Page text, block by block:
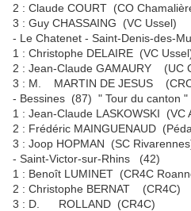
2 : Claude COURT (CO
3 : Guy CHASSAING (VC Ussel)
- Le Chatenet - Saint-Denis-des-
1 : Christophe DELAIRE (VC
2 : Jean-Claude GAMAURY (UC
3 : M. MARTIN DE JESUS
- Bessines (87) " Tour du canton "
1 : Jean-Claude LASKOWSKI (VC
2 : Frédéric MAINGUENAUD
3 : Joop HOPMAN (SC
- Saint-Victor-sur-Rhins (42)
1 : Benoît LUMINET (CR4C
2 : Christophe BERNAT (CR4C)
3 : D. ROLLAND (CR4C)